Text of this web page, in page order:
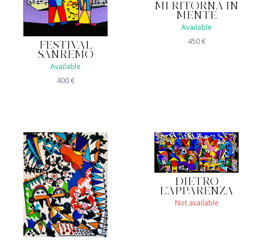
FESTIVAL
SANREMO
Available
400€
MI RITORNA IN
MENTE
Available
450€
DIETRO
L'APPARENZA
Not available